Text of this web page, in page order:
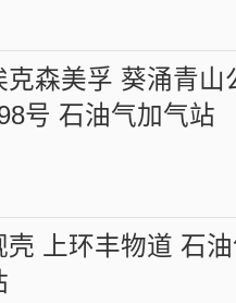
克森美孚 葵涌青山
号 石油气加气站
壳 上环丰物道 石